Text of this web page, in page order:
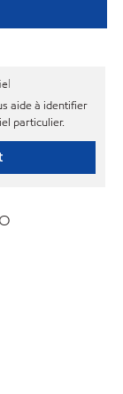
aide à identifier
particulier.